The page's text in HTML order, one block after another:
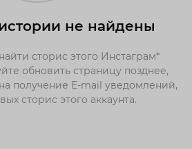
не найдены
сторис этого Инстаграм*
обновить страницу позднее,
получение E-mail уведомлений,
сторис этого аккаунта.